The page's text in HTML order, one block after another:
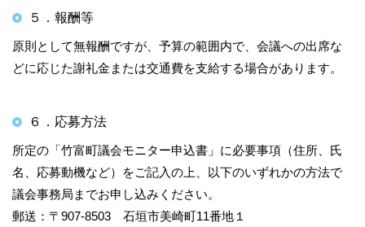
５．報酬等
原則として無報酬ですが、予算の範囲内で、会議への出席な
どに応じた謝礼金または交通費を支給する場合があります。
６．応募方法
所定の「竹富町議会モニター申込書」に必要事項（住所、氏
名、応募動機など）をご記入の上、以下のいずれかの方法で
議会事務局までお申し込みください。
郵送：〒907-8503 石垣市美崎町11番地１